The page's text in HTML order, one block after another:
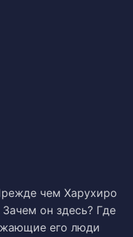
чем Харухиро
он здесь? Где
его люди